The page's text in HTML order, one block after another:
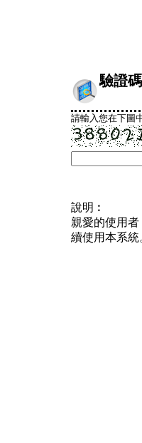
驗證
請輸入您在下圖
說明︰
親愛的使用
續使用本系統